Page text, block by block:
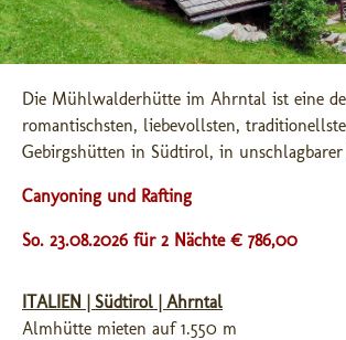
Die Mühlwalderhütte im Ahrntal ist eine
romantischsten, liebevollsten,
Gebirgshütten in Südtirol, in
Canyoning und Rafting
So. 23.08.2026 für 2 Nächte € 786,00
ITALIEN | Südtirol | Ahrntal
Almhütte mieten auf 1.550 m